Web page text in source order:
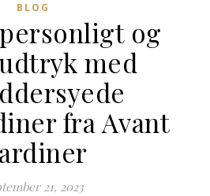
BLOG
og
med
fra Avant
21, 2023